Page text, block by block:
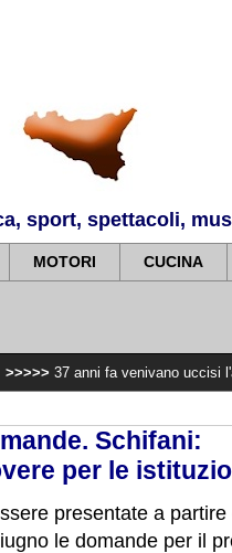
sport, spettacoli,
MOTORI CUCINA
fa venivano uccisi l'agente Nino
Schifani:
per le
presentate a partire
le domande per il